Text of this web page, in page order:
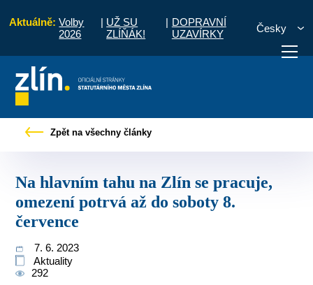
Aktuálně: Volby
2026
| UŽ SU
ZLÍŇÁK!
| DOPRAVNÍ
UZAVÍRKY
Česky
vyřídit Potřebuji zaplatit
Zpět na všechny články
Na hlavním tahu na Zlín se pracuje,
omezení potrvá až do soboty 8.
července
7. 6. 2023
Aktuality
292